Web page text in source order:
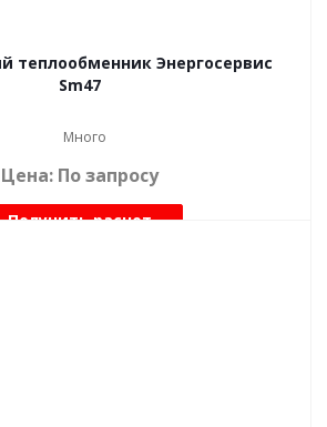
теплообменник Энергосервис
Sm47
Много
Цена: По запросу
Получить расчет